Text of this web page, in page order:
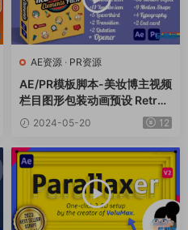
AE资源 · PR资源
AE/PR模板脚本-美妆博主视频
栏目图形包装动画预设 Retro
Beauty Elements Pack
2024-05-20 12